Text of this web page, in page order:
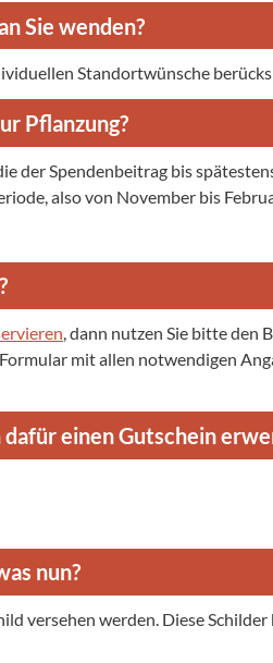
Sie wenden?
Standortwünsche
Pflanzung?
der Spendenbeitrag bis
also von November bis
, dann nutzen Sie bitte den
mit allen notwendigen
einen Gutschein
nun?
versehen werden. Diese